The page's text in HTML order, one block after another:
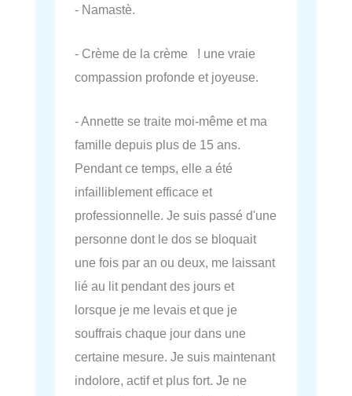
- Namastè.
- Crème de la crème ! une vraie
compassion profonde et joyeuse.
- Annette se traite moi-même et ma
famille depuis plus de 15 ans.
Pendant ce temps, elle a été
infailliblement efficace et
professionnelle. Je suis passé d'une
personne dont le dos se bloquait
une fois par an ou deux, me laissant
lié au lit pendant des jours et
lorsque je me levais et que je
souffrais chaque jour dans une
certaine mesure. Je suis maintenant
indolore, actif et plus fort. Je ne